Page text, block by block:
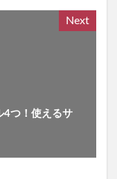
Next
4つ！使えるサ